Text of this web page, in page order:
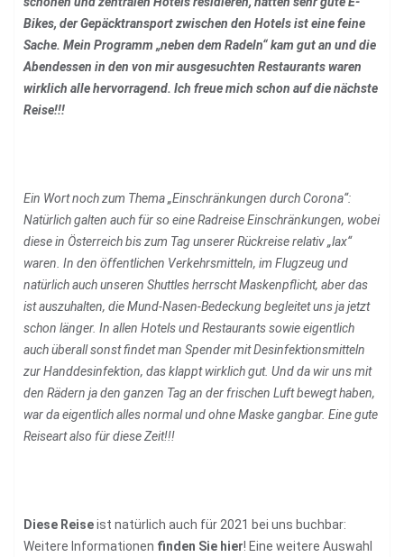
Bikes, der Gepäcktransport zwischen den Hotels ist eine feine
Sache. Mein Programm „neben dem Radeln“ kam gut an und die
Abendessen in den von mir ausgesuchten Restaurants waren
wirklich alle hervorragend. Ich freue mich schon auf die nächste
Reise!!!
Ein Wort noch zum Thema „Einschränkungen durch Corona“:
Natürlich galten auch für so eine Radreise Einschränkungen, wobei
diese in Österreich bis zum Tag unserer Rückreise relativ „lax“
waren. In den öffentlichen Verkehrsmitteln, im Flugzeug und
natürlich auch unseren Shuttles herrscht Maskenpflicht, aber das
ist auszuhalten, die Mund-Nasen-Bedeckung begleitet uns ja jetzt
schon länger. In allen Hotels und Restaurants sowie eigentlich
auch überall sonst findet man Spender mit Desinfektionsmitteln
zur Handdesinfektion, das klappt wirklich gut. Und da wir uns mit
den Rädern ja den ganzen Tag an der frischen Luft bewegt haben,
war da eigentlich alles normal und ohne Maske gangbar. Eine gute
Reiseart also für diese Zeit!!!
Diese Reiseist natürlich auch für 2021 bei uns buchbar:
Weitere Informationen finden Sie hier! Eine weitere Auswahl